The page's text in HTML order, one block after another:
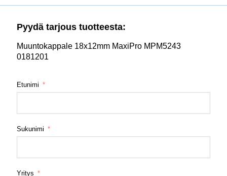
Pyydä tarjous tuotteesta:
Muuntokappale 18x12mm MaxiPro MPM5243
0181201
Etunimi
Sukunimi
Yritys